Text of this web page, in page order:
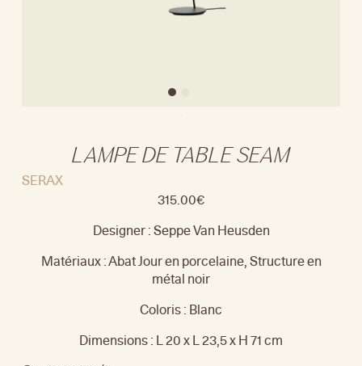
LAMPE DE TABLE SEAM
SERAX
315.00€
Designer : Seppe Van Heusden
Matériaux : Abat Jour en porcelaine, Structure en
métal noir
Coloris : Blanc
Dimensions : L 20 x L 23,5 x H 71 cm